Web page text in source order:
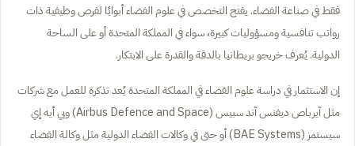
فقط في صناعة الفضاء. يفتح التخصص في علوم الفضاء أبوابًا لفرص وظيفية ذات
رواتب تنافسية ومسؤوليات كبيرة، سواء في المملكة المتحدة أو على الساحة
الدولية. يُعرف خريجو بريطانيا بالدقة والقدرة على الابتكار.
إن الاستثمار في دراسة علوم الفضاء في المملكة المتحدة يُعد تذكرة للعمل مع شركات
مثل آيرباص ديفنس آند سبيس (Airbus Defence and Space) وبي أيه إي
سيستمز (BAE Systems) أو حتى في وكالات الفضاء الدولية مثل وكالة الفضاء